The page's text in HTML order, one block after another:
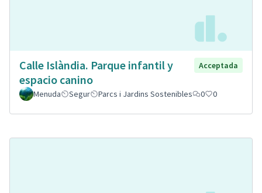
Calle Islàndia. Parque infantil y
espacio canino
Acceptada
Menuda Segur Parcs i Jardins Sostenibles 0 0